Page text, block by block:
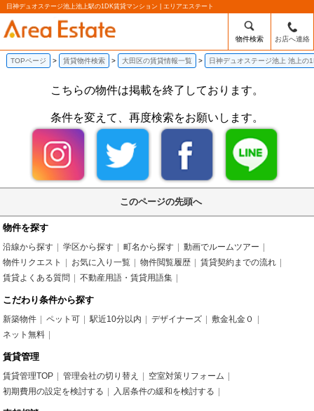
日神デュオステージ池上池上駅の1DK賃貸マンション | エリアエステート
物件検索 お店へ連絡
TOPページ 賃貸物件検索 大田区の賃貸情報一覧 日神デュオステージ池上 池上の
こちらの物件は掲載を終了しております。
条件を変えて、再度検索をお願いします。
このページの先頭へ
物件を探す
沿線から探す 学区から探す 町名から探す
動画でルームツアー
物件リクエスト
お気に入り一覧 物件閲覧履歴
賃貸契約までの流れ
賃貸よくある質問
不動産用語・賃貸用語集
こだわり条件から探す
新築物件 ペット可 駅近10分以内 デザイナーズ
敷金礼金０
ネット無料
賃貸管理
賃貸管理TOP 管理会社の切り替え
空室対策リフォーム
初期費用の設定を検討する
入居条件の緩和を検討する